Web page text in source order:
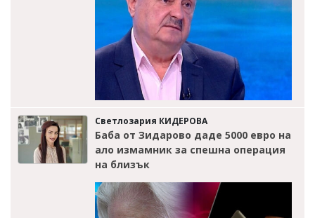
Светлозария КИДЕРОВА
Баба от Зидарово даде 5000 евро на
ало измамник за спешна операция
на близък